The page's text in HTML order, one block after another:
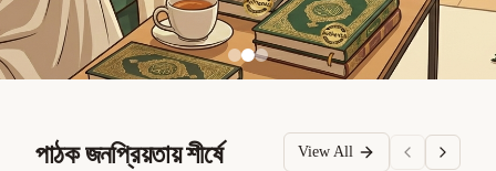
পাঠক জনপ্রিয়তায় শীর্ষে View All